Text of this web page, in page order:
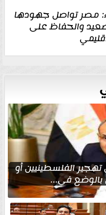
مصر تواصل جهودها
والحفاظ على
الفلسطينيين أو
بالوضع في...